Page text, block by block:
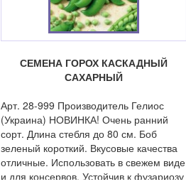
СЕМЕНА ГОРОХ КАСКАДНЫЙ
САХАРНЫЙ
Арт. 28-999 Производитель Гелиос
(Украина) НОВИНКА! Очень ранний
сорт. Длина стебля до 80 см. Боб
зеленый короткий. Вкусовые качества
отличные. Использовать в свежем виде
и для консервов. Устойчив к фузариозу